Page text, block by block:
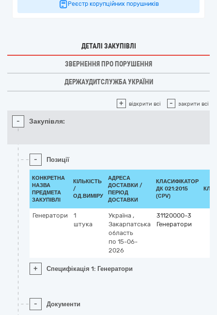
Реєстр корупційних порушників
ДЕТАЛІ ЗАКУПІВЛІ
ЗВЕРНЕННЯ ПРО ПОРУШЕННЯ
ДЕРЖАУДИТСЛУЖБА УКРАЇНИ
+ відкрити всі - закрити всі
- Закупівля:
- Позиції
КОНКРЕТНА
НАЗВА
ПРЕДМЕТА
ЗАКУПІВЛІ
КІЛЬКІСТЬ
/
ОД.ВИМІРУ
АДРЕСА
ДОСТАВКИ /
ПЕРІОД
ДОСТАВКИ
КЛАСИФІКАТОР
ДК 021:2015
(CPV)
Генератори
1
штука
Україна ,
Закарпатська
область
по 15-06-
2026
31120000-3
Генератори
+ Специфікація 1: Генератори
- Документи